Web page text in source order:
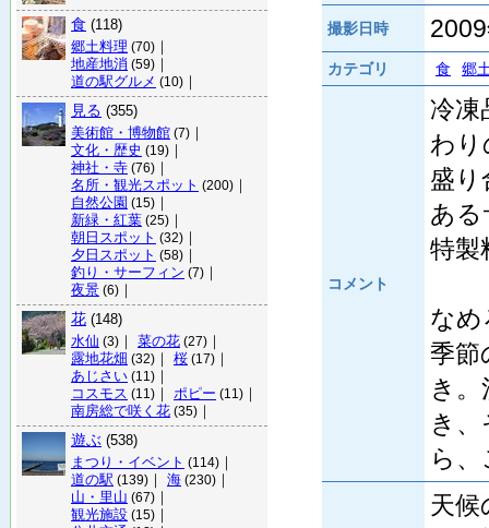
食 (118)
郷土料理 (70) ｜
地産地消 (59) ｜
道の駅グルメ (10) ｜
見る (355)
美術館・博物館 (7) ｜
文化・歴史 (19) ｜
神社・寺 (76) ｜
名所・観光スポット (200) ｜
自然公園 (15) ｜
新緑・紅葉 (25) ｜
朝日スポット (32) ｜
夕日スポット (58) ｜
釣り・サーフィン (7) ｜
夜景 (6) ｜
花 (148)
水仙 (3) ｜ 菜の花 (27) ｜
露地花畑 (32) ｜ 桜 (17) ｜
あじさい (11) ｜
コスモス (11) ｜ ポピー (11) ｜
南房総で咲く花 (35) ｜
遊ぶ (538)
まつり・イベント (114) ｜
道の駅 (139) ｜ 海 (230) ｜
山・里山 (67) ｜
観光施設 (15) ｜
撮影日時
カテゴリ 食 郷
コメント
冷凍
わり
盛り
ある
特製
なめ
季節
き
き
ら
天候